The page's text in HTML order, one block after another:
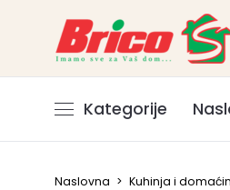
Kategorije
Naslovna > Kuhinja i